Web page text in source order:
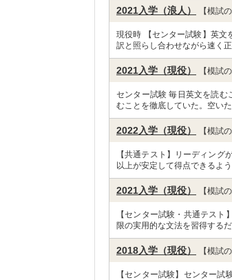
2021入学（浪人） 【模試
現役時 【センター試験】英文
訳と照らし合わせながら速く
2021入学（現役） 【模試
センター試験 毎日英文を読む
むことを徹底していた。空い
2022入学（現役） 【模試
【共通テスト】リーディン
以上が安定して得点できるよ
2021入学（現役） 【模試
【センター試験・共通テス
限の実用的な文法を習得する
2018入学（現役） 【模試
【センター試験】センター